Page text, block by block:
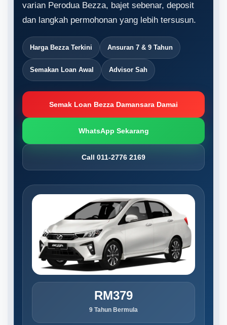
varian Perodua Bezza, bajet sebenar, deposit
dan langkah permohonan yang lebih tersusun.
Harga Bezza Terkini Ansuran 7 & 9 Tahun
Semakan Loan Awal Advisor Sah
Semak Loan Bezza Damansara Damai
WhatsApp Sekarang
Call 011-2776 2169
RM379
9 Tahun Bermula